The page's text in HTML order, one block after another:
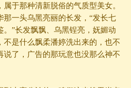
于那种清新脱俗的气质型美女。
那一头乌黑亮丽的长发，“发长七
。”长发飘飘、乌黑锃亮，妩媚动
不是什么飘柔潘婷洗出来的，也不
说了，广告的那玩意也没那么神不